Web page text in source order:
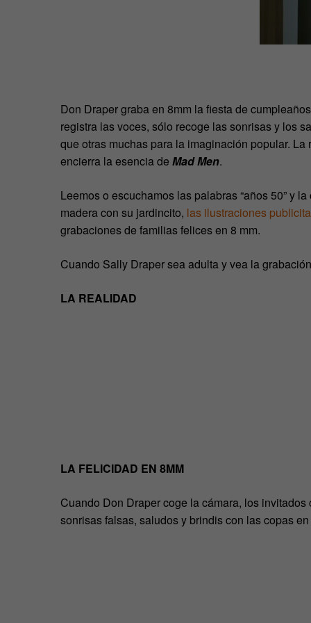
Don Draper graba en 8mm la fiesta de
registra las voces, sólo recoge las sonrisas y los
que otras muchas para la imaginación popular.
encierra la esencia de Mad Men.
Leemos o escuchamos las palabras “años 50” y
madera con su jardincito, las ilustraciones
grabaciones de familias felices en 8 mm.
Cuando Sally Draper sea adulta y vea la
LA REALIDAD
LA FELICIDAD EN 8MM
Cuando Don Draper coge la cámara, los
sonrisas falsas, saludos y brindis con las copas en